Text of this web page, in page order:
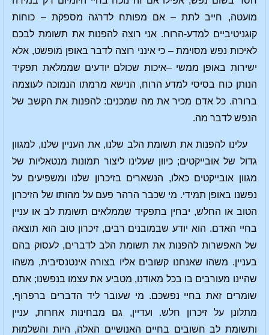
מועטה, חייב לתת – אם מפותח לדרגה מספקת – כוחות
קוגניטיביים למדע-הרוח. אני רוצה להפנות את תשומת לבכם
לאיכות נפש מסוימת – כי אינני רוצה לדבר באופן מופשט, אלא
ישירות באופן ממשי –איכות שכולם יודעים שממלאת תפקיד
הנותן כוח בסיסי למדע הרוח, הנישא מרמתו הנמוכה לעוצמה
ברורה. כל אדם מכיר את מה שמכנים: להפנות את הקשב של
הנפש לדבר מה.
עלינו להפנות את תשומת הלב שלנו, את העניין שלנו, למגוון
גדול של אובייקטים; כיוון שעלינו ליצור תמונות מנטאליות של
מגוון אובייקטים כאלו, הנשארים בזיכרון שלנו ומשפיעים על
נפשנו באופן תמידי. מי שכבר הרהר פעם על מהותו של הזיכרון
הטוב או החלש, יבחין בתפקיד שממלאים תשומת לב או עניין
בחיי האדם. הוא יודע שבמובנים רבים, זיכרון טוב הוא תוצאה
של האפשרות להפנות את תשומת הלב לדברים, לעסוק בהם
בעניין. משהו שאנחנו קשובים אליו בצורה אינטנסיבית, משהו
שהיינו מעורבים בו בכל מאודנו, מטביע את עצמו בנפשנו; אתם
שומרים זאת בחיי נפשכם. מי שעובר ליד הדברים ברפרוף,
מתלונן על זיכרון חלש. ועדיין, גם מבחינות אחרות, עניין
ותשומת לב חשובים בחיים האנושיים האלה, היות והשלמוּת